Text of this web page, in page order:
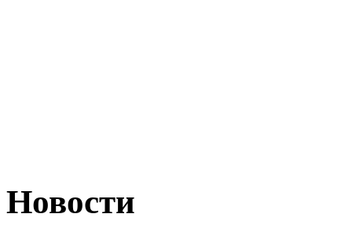
Новости